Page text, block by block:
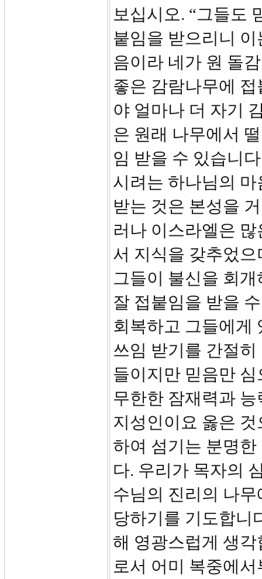
보십시오. “그들도
붙임을 받으리니
음이라 네가 원 돌
좋은 감람나무에
야 얼마나 더 자기
은 원래 나무에서
임 받을 수 있습니
시려는 하나님의
받는 것은 본성을
러나 이스라엘은
서 지식을 갖추었
그들이 불신을 회
잘 접붙임을 받을
회복하고 그들에게
쓰임 받기를 간절
들이지만 믿음만
무한한 잠재력과
지성인이요 옳은
하여 섬기는 분명
다. 우리가 목자의
수님의 진리의 나
당하기를 기도합니
해 영광스럽게 생
로서 어미 복중에